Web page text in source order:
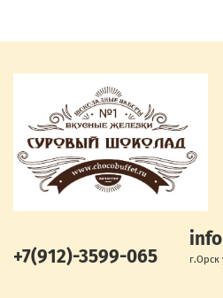
+7(912)-3599-065 г.Орск